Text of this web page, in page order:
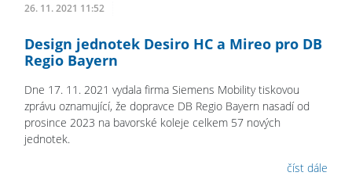
26. 11. 2021 11:52
Design jednotek Desiro HC a Mireo pro DB
Regio Bayern
Dne 17. 11. 2021 vydala firma Siemens Mobility tiskovou
zprávu oznamující, že dopravce DB Regio Bayern nasadí od
prosince 2023 na bavorské koleje celkem 57 nových
jednotek.
číst dále